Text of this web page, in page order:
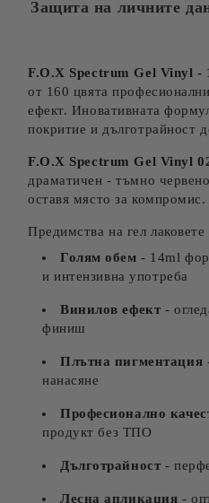
Защита на личните
F.O.X Spectrum Gel Vinyl -
от 160 цвята
ефект. Иновативната
покритие и дълготрайност
F.O.X Spectrum Gel Vinyl
драматичен - тъмно
оставя място за компромис.
Предимства на гел
Голям обем - 14ml
и интензивна употреба
Винилов ефект -
финиш
Плътна пигментация
нанасяне
Професионално
продукт без ТПО
Дълготрайност -
Лесна апликация -